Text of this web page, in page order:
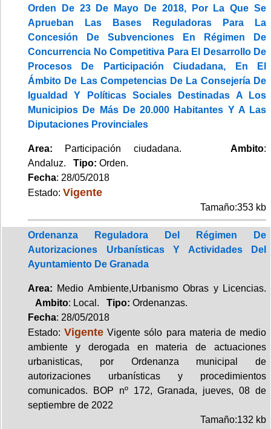
Orden De 23 De Mayo De 2018, Por La Que Se
Aprueban Las Bases Reguladoras Para La
Concesión De Subvenciones En Régimen De
Concurrencia No Competitiva Para El Desarrollo De
Procesos De Participación Ciudadana, En El
Ámbito De Las Competencias De La Consejería De
Igualdad Y Políticas Sociales Destinadas A Los
Municipios De Más De 20.000 Habitantes Y A Las
Diputaciones Provinciales
Area: Participación ciudadana. Ambito:
Andaluz. Tipo: Orden.
Fecha: 28/05/2018
Estado: Vigente
Tamaño:353 kb
Ordenanza Reguladora Del Régimen De
Autorizaciones Urbanísticas Y Actividades Del
Ayuntamiento De Granada
Area: Medio Ambiente,Urbanismo Obras y Licencias.
Ambito: Local. Tipo: Ordenanzas.
Fecha: 28/05/2018
Estado:Vigente Vigente sólo para materia de medio
ambiente y derogada en materia de actuaciones
urbanisticas, por Ordenanza municipal de
autorizaciones urbanísticas y procedimientos
comunicados. BOP nº 172, Granada, jueves, 08 de
septiembre de 2022
Tamaño:132 kb